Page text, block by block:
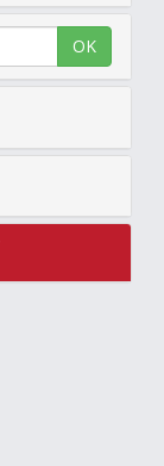
OK